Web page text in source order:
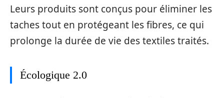
Leurs produits sont conçus pour éliminer les
taches tout en protégeant les fibres, ce qui
prolonge la durée de vie des textiles traités.
Écologique 2.0